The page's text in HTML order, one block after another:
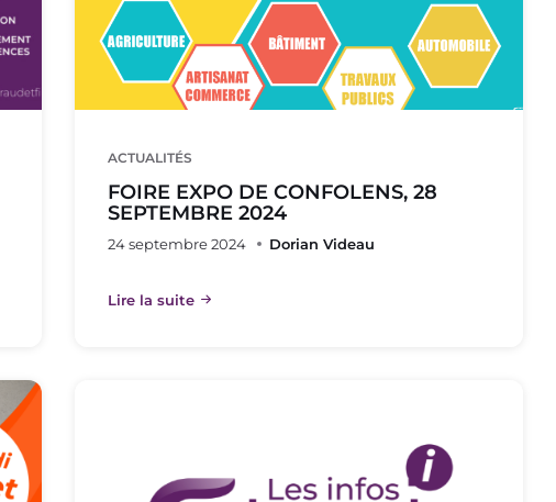
ACTUALITÉS
FOIRE EXPO DE CONFOLENS, 28
SEPTEMBRE 2024
24 septembre 2024 Dorian Videau
Lire la suite